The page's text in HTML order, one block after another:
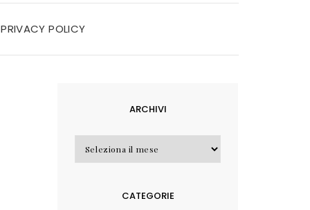
PRIVACY POLICY
ARCHIVI
Archivi
CATEGORIE